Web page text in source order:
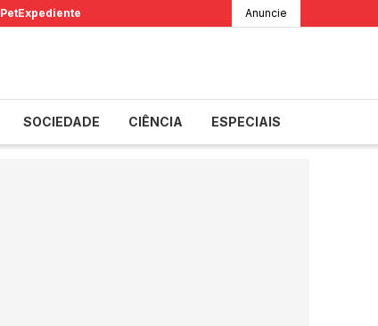
PetExpediente Anuncie
SOCIEDADE CIÊNCIA ESPECIAIS